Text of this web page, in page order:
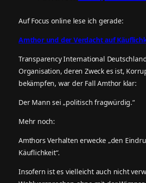
Auf Focus online lese ich gerade:
Amthor und der Verdacht auf
Transparency International
Organisation, deren Zweck es ist,
bekämpfen, war der Fall Amthor klar:
Der Mann sei „politisch fragwürdig.“
Mehr noch:
Amthors Verhalten erwecke „den
Käuflichkeit“.
Insofern ist es vielleicht auch nicht